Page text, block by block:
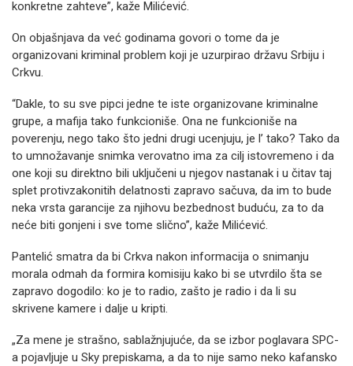
konkretne zahteve”, kaže Milićević.
On objašnjava da već godinama govori o tome da je
organizovani kriminal problem koji je uzurpirao državu Srbiju i
Crkvu.
“Dakle, to su sve pipci jedne te iste organizovane kriminalne
grupe, a mafija tako funkcioniše. Ona ne funkcioniše na
poverenju, nego tako što jedni drugi ucenjuju, je l’ tako? Tako da
to umnožavanje snimka verovatno ima za cilj istovremeno i da
one koji su direktno bili uključeni u njegov nastanak i u čitav taj
splet protivzakonitih delatnosti zapravo sačuva, da im to bude
neka vrsta garancije za njihovu bezbednost buduću, za to da
neće biti gonjeni i sve tome slično”, kaže Milićević.
Pantelić smatra da bi Crkva nakon informacija o snimanju
morala odmah da formira komisiju kako bi se utvrdilo šta se
zapravo dogodilo: ko je to radio, zašto je radio i da li su
skrivene kamere i dalje u kripti.
„Za mene je strašno, sablažnjujuće, da se izbor poglavara SPC-
a pojavljuje u Sky prepiskama, a da to nije samo neko kafansko